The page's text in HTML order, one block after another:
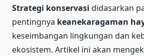
Strategi konservasi didasarkan
pentingnya keanekaragaman
keseimbangan lingkungan dan
ekosistem. Artikel ini akan